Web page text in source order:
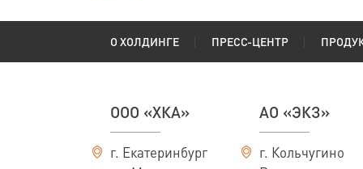
О ХОЛДИНГЕ ПРЕСС-ЦЕНТР
ООО «ХКА»
г. Екатеринбург
АО «ЭКЗ»
г. Кольчугино